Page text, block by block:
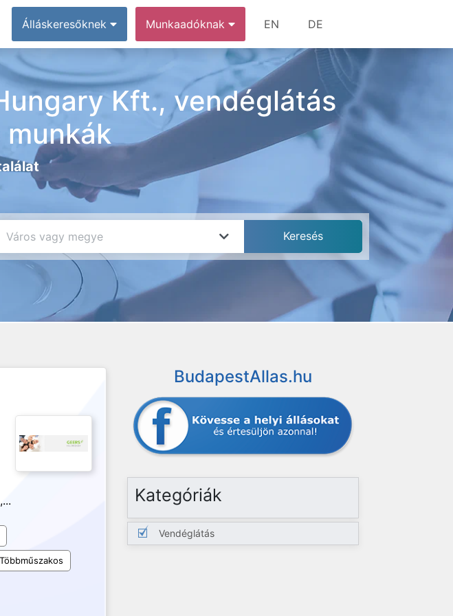
Álláskeresőknek Munkaadóknak EN DE
Kft., vendéglátás
munkák
Többműszakos
BudapestAllas.hu
Kategóriák
Vendéglátás